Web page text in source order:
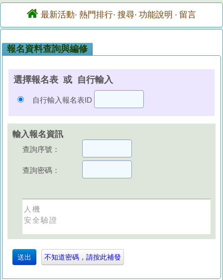
最新活動· 熱門排行· 搜尋· 功能說明 · 留言
報名資料查詢與編修
選擇報名表 或 自行輸入
自行輸入報名表ID
輸入報名資訊
查詢序號：
查詢密碼：
人機
安全驗證